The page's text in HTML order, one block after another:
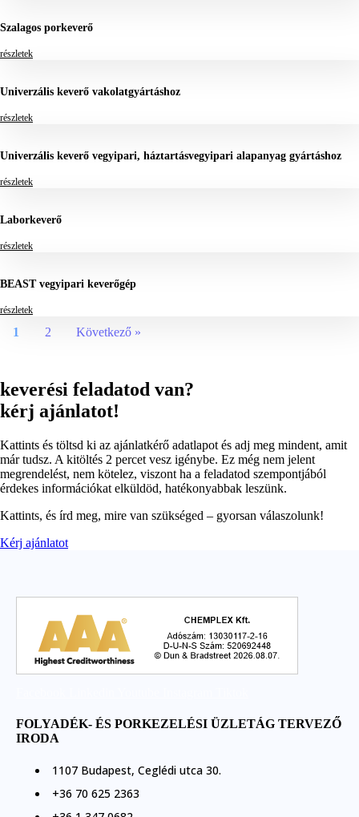
Szalagos porkeverő
részletek
Univerzális keverő vakolatgyártáshoz
részletek
Univerzális keverő vegyipari, háztartásvegyipari alapanyag gyártáshoz
részletek
Laborkeverő
részletek
BEAST vegyipari keverőgép
részletek
1 2 Következő »
keverési feladatod van?
kérj ajánlatot!
Kattints és töltsd ki az ajánlatkérő adatlapot és adj meg mindent, amit
már tudsz. A kitöltés 2 percet vesz igénybe. Ez még nem jelent
megrendelést, nem kötelez, viszont ha a feladatod szempontjából
érdekes információkat elküldöd, hatékonyabbak leszünk.
Kattints, és írd meg, mire van szükséged – gyorsan válaszolunk!
Kérj ajánlatot
FOLYADÉK- ÉS PORKEZELÉSI ÜZLETÁG TERVEZŐ
IRODA
1107 Budapest, Ceglédi utca 30.
+36 70 625 2363